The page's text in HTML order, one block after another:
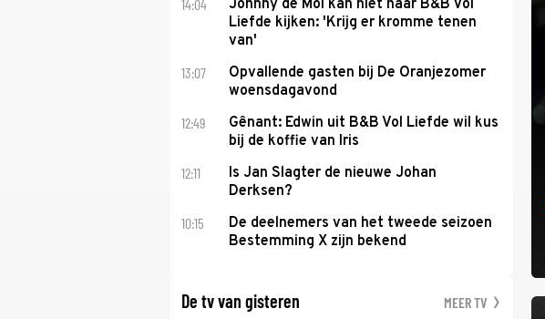
14:04
Johnny de Mol kan niet naar B&B Vol
Liefde kijken: 'Krijg er kromme tenen
van'
13:07
Opvallende gasten bij De Oranjezomer
woensdagavond
12:49
Gênant: Edwin uit B&B Vol Liefde wil kus
bij de koffie van Iris
12:11
Is Jan Slagter de nieuwe Johan
Derksen?
10:15
De deelnemers van het tweede seizoen
Bestemming X zijn bekend
De tv van gisteren MEER TV